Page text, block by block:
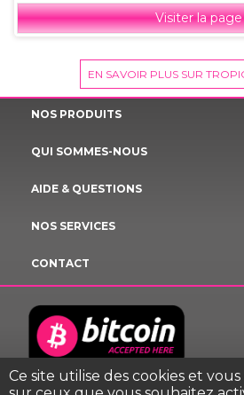
Ce site utilise des cookies et
Visiter la page
EN SAVOIR PLUS SUR
NOS PRODUITS
QUI SOMMES-NOUS
AIDE & QUESTIONS
NOS SERVICES
CONTACT